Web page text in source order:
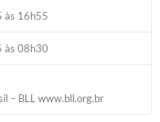
16h55
08h30
– BLL www.bll.org.br